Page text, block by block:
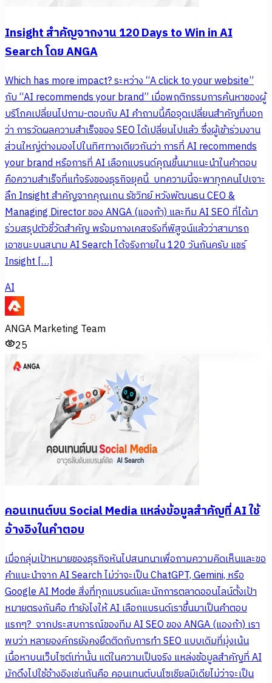
Insight สำคัญจากงาน 120 Days to Win in AI
Search โดย ANGA
Which has more impact? ระหว่าง “A click to your website”
กับ “AI recommends your brand” เมื่อพฤติกรรมการค้นหาของผู้
บริโภคเปลี่ยนไปถาม-ตอบกับ AI คำถามนี้คือจุดเปลี่ยนสำคัญที่บอก
ว่า การวัดผลความสำเร็จของ SEO ได้เปลี่ยนไปแล้ว ซึ่งผู้เข้าร่วมงาน
ส่วนใหญ่ต่างมองไปในทิศทางเดียวกันว่า การที่ AI recommends
your brand หรือการที่ AI เลือกแบรนด์คุณขึ้นมาแนะนำในคำตอบ
คือความสำเร็จที่แท้จริงของธุรกิจยุคนี้ บทความนี้จะพาทุกคนไปเจาะ
ลึก Insight สำคัญจากคุณเกน รัชวิทย์ หวังพัฒนธน CEO &
Managing Director ของ ANGA (แองก้า) และทีม AI SEO ที่ได้มา
ร่วมสรุปตัวชี้วัดสำคัญ พร้อมกางเคสจริงที่พิสูจน์แล้วว่าสามารถ
เอาชนะบนสนาม AI Search ได้จริงภายใน 120 วันกันครับ แชร์
Insight […]
AI
ANGA Marketing Team
25
คอนเทนต์บน Social Media แหล่งข้อมูลสำคัญที่ AI ใช้
อ้างอิงในคำตอบ
เมื่อกลุ่มเป้าหมายของธุรกิจหันไปสนทนาเพื่อถามความคิดเห็นและขอ
คำแนะนำจาก AI Search ไม่ว่าจะเป็น ChatGPT, Gemini, หรือ
Google AI Mode สิ่งที่ทุกแบรนด์และนักการตลาดออนไลน์ตั้งเป้า
หมายตรงกันคือ ทำยังไงให้ AI เลือกแบรนด์เราขึ้นมาเป็นคำตอบ
แรกๆ? จากประสบการณ์ของทีม AI SEO ของ ANGA (แองก้า) เรา
พบว่า หลายองค์กรยังคงยึดติดกับการทำ SEO แบบเดิมที่มุ่งเน้น
เนื้อหาบนเว็บไซต์เท่านั้น แต่ในความเป็นจริง แหล่งข้อมูลสำคัญที่ AI
มักดึงไปใช้อ้างอิงเช่นกันคือ คอนเทนต์บนโซเชียลมีเดียไม่ว่าจะเป็น